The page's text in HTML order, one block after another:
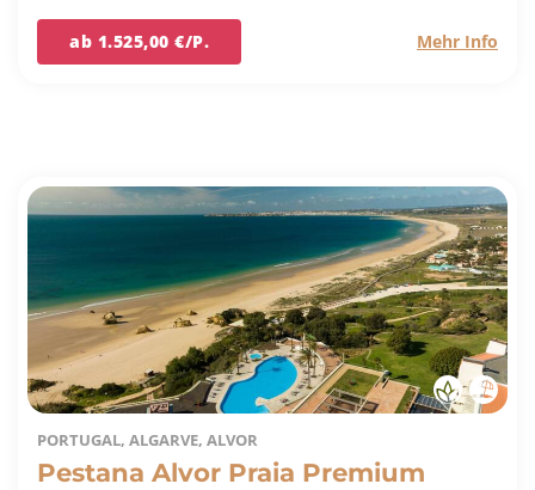
ab 1.525,00 €/P. Mehr Info
PORTUGAL, ALGARVE, ALVOR
Pestana Alvor Praia Premium